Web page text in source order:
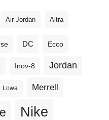
Air Jordan Altra
DC Ecco
Inov-8 Jordan
Lowa Merrell
Nike